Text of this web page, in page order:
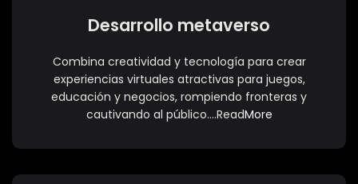
Desarrollo metaverso
Combina creatividad y tecnología para crear
experiencias virtuales atractivas para juegos,
educación y negocios, rompiendo fronteras y
cautivando al público….ReadMore